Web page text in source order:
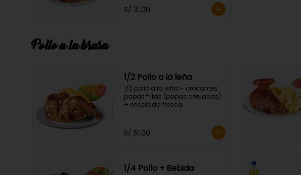
S/ 31.00
Pollo a la brasa
1/2 Pollo a la leña
1/2 pollo a la leña + crocantes
papas fritas (papas peruanas)
+ ensalada fresca.
S/ 51.00
1/4 Pollo + Bebida